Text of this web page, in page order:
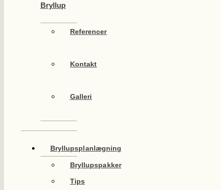
Bryllup
Referencer
Kontakt
Galleri
Bryllupsplanlægning
Bryllupspakker
Tips